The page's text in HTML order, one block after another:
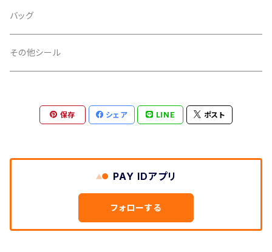
スペース
扇
金
銀
タマムシ
PP加工
あり
印刷
オフセット
iphoneケース
シール
バッグ
その他シール
保存 シェア LINE ポスト
PAY IDアプリ
フォローする